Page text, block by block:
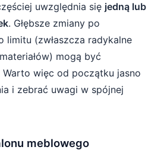
uwzględnia się jedną lub
. Głębsze zmiany po
limitu (zwłaszcza radykalne
mogą być
Warto więc od początku jasno
i zebrać uwagi w spójnej
meblowego